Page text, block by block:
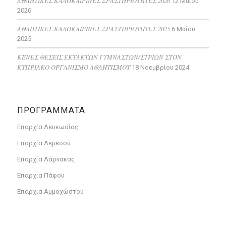
2026
ΑΘΛΗΤΙΚΕΣ ΚΑΛΟΚΑΙΡΙΝΕΣ ΔΡΑΣΤΗΡΙΟΤΗΤΕΣ 2025 6 Μαΐου
2025
ΚΕΝΕΣ ΘΕΣΕΙΣ ΕΚΤΑΚΤΩΝ ΓΥΜΝΑΣΤΩΝ/ΣΤΡΙΩΝ ΣΤΟΝ
ΚΥΠΡΙΑΚΟ ΟΡΓΑΝΙΣΜΟ ΑΘΛΗΤΙΣΜΟΥ 18 Νοεμβρίου 2024
ΠΡΟΓΡΑΜΜΑΤΑ
Επαρχία Λευκωσίας
Επαρχία Λεμεσού
Επαρχία Λάρνακας
Επαρχία Πάφου
Επαρχία Αμμοχώστου